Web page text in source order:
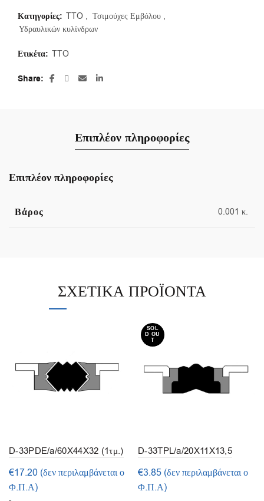
Κατηγορίες: TTO , Τσιμούχες Εμβόλου ,
Υδραυλικών κυλίνδρων
Ετικέτα: TTO
Share
Επιπλέον πληροφορίες
Επιπλέον πληροφορίες
Βάρος 0.001 κ.
ΣΧΕΤΙΚΆ ΠΡΟΪΌΝΤΑ
D-33PDE/a/60X44X32 (1τμ.)
€17.20 (δεν περιλαμβάνεται ο
Φ.Π.Α)
SOL
D OU
T
D-33TPL/a/20X11X13,5
(1τμ.)
€3.85 (δεν περιλαμβάνεται ο
Φ.Π.Α)